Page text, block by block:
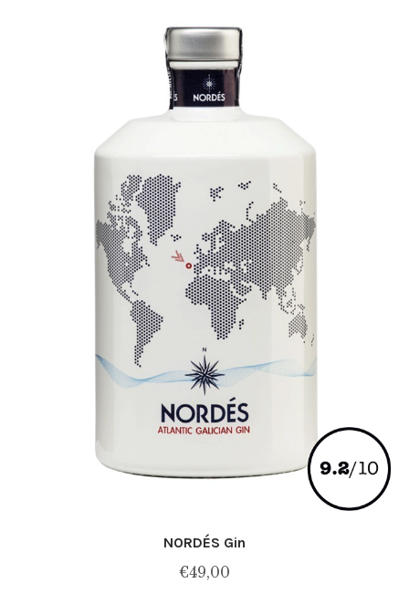
NORDÉS Gin
€49,00